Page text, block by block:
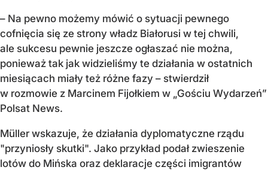
– Na pewno możemy mówić o sytuacji pewnego
cofnięcia się ze strony władz Białorusi w tej chwili,
ale sukcesu pewnie jeszcze ogłaszać nie można,
ponieważ tak jak widzieliśmy te działania w ostatnich
miesiącach miały też różne fazy – stwierdził
w rozmowie z Marcinem Fijołkiem w „Gościu Wydarzeń”
Polsat News.
Müller wskazuje, że działania dyplomatyczne rządu
"przyniosły skutki". Jako przykład podał zwieszenie
lotów do Mińska oraz deklaracje części imigrantów